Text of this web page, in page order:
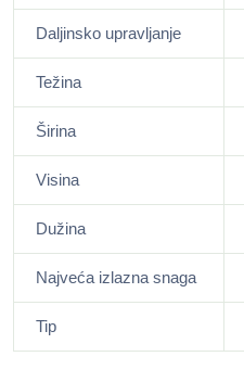
Daljinsko upravljanje
Težina
Širina
Visina
Dužina
Najveća izlazna snaga
Tip